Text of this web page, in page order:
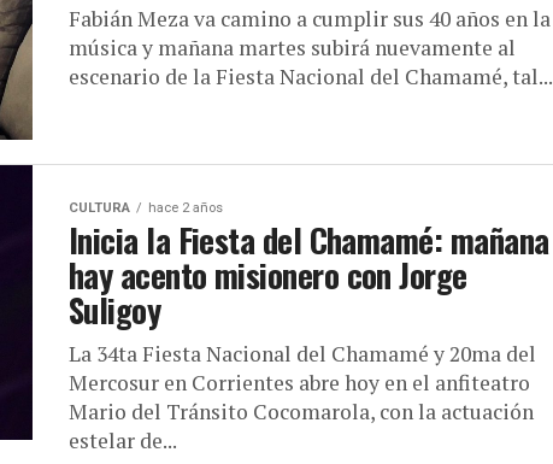
Fabián Meza va camino a cumplir sus 40 años en la
música y mañana martes subirá nuevamente al
escenario de la Fiesta Nacional del Chamamé, tal...
CULTURA hace 2 años
Inicia la Fiesta del Chamamé: mañana
hay acento misionero con Jorge
Suligoy
La 34ta Fiesta Nacional del Chamamé y 20ma del
Mercosur en Corrientes abre hoy en el anfiteatro
Mario del Tránsito Cocomarola, con la actuación
estelar de...